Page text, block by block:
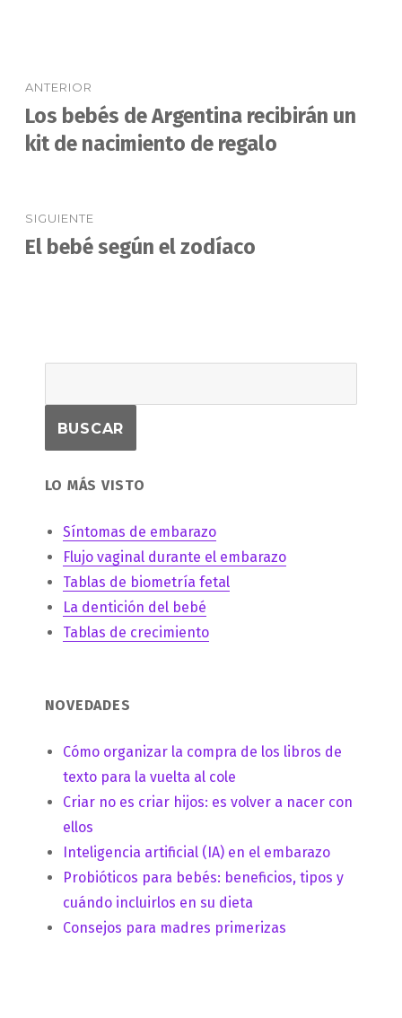
de
entradas
ANTERIOR
Entrada
anterior:
Los bebés de Argentina recibirán un
kit de nacimiento de regalo
SIGUIENTE
Entrada
El bebé según el zodíaco
LO MÁS VISTO
Síntomas de embarazo
Flujo vaginal durante el embarazo
Tablas de biometría fetal
La dentición del bebé
Tablas de crecimiento
NOVEDADES
Cómo organizar la compra de los libros de
texto para la vuelta al cole
Criar no es criar hijos: es volver a nacer con
ellos
Inteligencia artificial (IA) en el embarazo
Probióticos para bebés: beneficios, tipos y
cuándo incluirlos en su dieta
Consejos para madres primerizas